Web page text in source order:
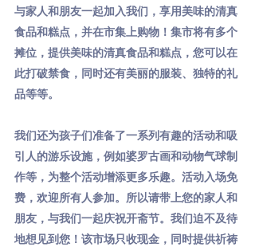
与家人和朋友一起加入我们，享用美味的清真
食品和糕点，并在市集上购物！集市将有多个
摊位，提供美味的清真食品和糕点，您可以在
此打破禁食，同时还有美丽的服装、独特的礼
品等等。
我们还为孩子们准备了一系列有趣的活动和吸
引人的游乐设施，例如婆罗古画和动物气球制
作等，为整个活动增添更多乐趣。活动入场免
费，欢迎所有人参加。所以请带上您的家人和
朋友，与我们一起庆祝开斋节。我们迫不及待
地想见到您！该市场只收现金，同时提供祈祷